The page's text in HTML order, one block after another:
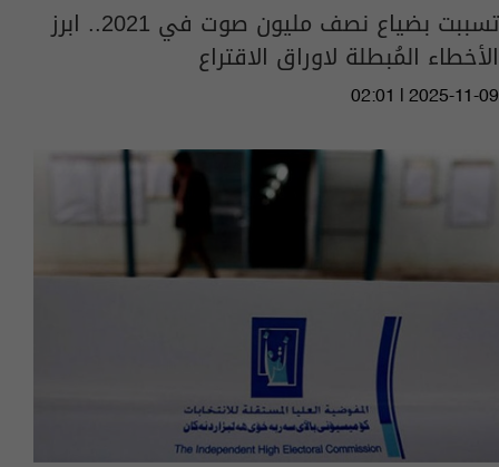
تسببت بضياع نصف مليون صوت في 2021.. ابرز
الأخطاء المُبطلة لاوراق الاقتراع
02:01 | 2025-11-09